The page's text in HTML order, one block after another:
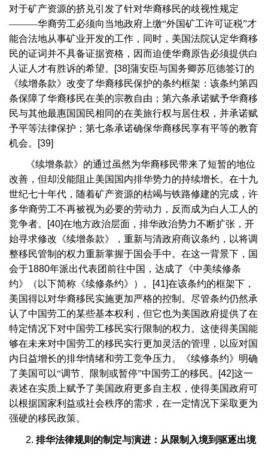
对于矿产资源的挤兑引发了针对华裔移民的歧视性规定
———华裔劳工必须向当地政府上缴“外国矿工许可证税”才
能合法地从事矿业开发的工作，同时，美国法院认定华裔移
民的证词并不具备证据资格，因而迫使华裔原告必须提供白
人证人才有胜诉的希望。
[38]蒲安臣与国务卿苏厄德签订的
《续增条款》改变了华裔移民保护的条约框架：该条约第四
条保障了华裔移民在美的宗教自由；第六条承诺赋予华裔移
民与其他最惠国国民相同的在美旅行权与居住权，并承诺赋
予平等法律保护；第七条承诺确保华裔移民享有平等的教育
机会。
[39]
《续增条款》的通过虽然为华裔移民带来了短暂的地位
改善，但却没能阻止美国国内排华势力的持续增长。在十九
世纪七十年代，随着矿产资源的枯竭与铁路修建的完成，许
多华裔劳工不再被视为必要的劳动力，反而成为白人工人的
竞争者。
[40] 在地方政治层面，排华政治势力不断扩张，开
始寻求修改《续增条款》，重新与清政府商议条约，以将调
整移民管制的权力重新掌握于国会手中。在这一背景下，国
会于1880年派出代表团前往中国，达成了《中美续修条
约》（以下简称《续修条约》）。
[41] 在该条约的框架下，
美国得以对华裔移民实施更加严格的控制。尽管条约仍然承
认了中国劳工的某些基本权利，但它也为美国政府提供了在
特定情况下对中国劳工移民实行限制的权力。这使得美国能
够在未来对中国劳工的移民实行更加灵活的管理，以应对国
内日益增长的排华情绪和劳工竞争压力。《续修条约》明确
了美国可以“调节、限制或暂停”中国劳工的移民。
[42] 这一
表述在实质上赋予了美国政府更多自主权，使得美国政府可
以根据国家利益或社会秩序的需求，在一定情况下采取更为
强硬的移民政策。
2. 排华法律规则的制定与演进：从限制入境到驱逐出境